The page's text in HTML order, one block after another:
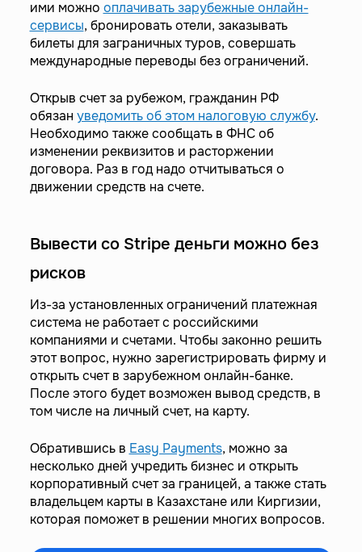
ими можно оплачивать зарубежные онлайн-
сервисы, бронировать отели, заказывать
билеты для заграничных туров, совершать
международные переводы без ограничений.
Открыв счет за рубежом, гражданин РФ
обязан уведомить об этом налоговую службу.
Необходимо также сообщать в ФНС об
изменении реквизитов и расторжении
договора. Раз в год надо отчитываться о
движении средств на счете.
Вывести со Stripe деньги можно без
рисков
Из-за установленных ограничений платежная
система не работает с российскими
компаниями и счетами. Чтобы законно решить
этот вопрос, нужно зарегистрировать фирму и
открыть счет в зарубежном онлайн-банке.
После этого будет возможен вывод средств, в
том числе на личный счет, на карту.
Обратившись в Easy Payments, можно за
несколько дней учредить бизнес и открыть
корпоративный счет за границей, а также стать
владельцем карты в Казахстане или Киргизии,
которая поможет в решении многих вопросов.